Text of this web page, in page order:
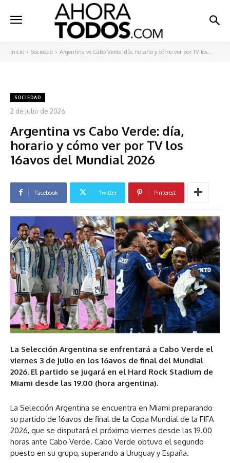
Inicio Sociedad Argentina vs Cabo Verde: día, horario y cómo ver por TV los...
SOCIEDAD
2 de julio de 2026
Argentina vs Cabo Verde: día,
horario y cómo ver por TV los
16avos del Mundial 2026
Facebook Twitter Pinterest
La Selección Argentina se enfrentará a Cabo Verde el
viernes 3 de julio en los 16avos de final del Mundial
2026. El partido se jugará en el Hard Rock Stadium de
Miami desde las 19.00 (hora argentina).
La Selección Argentina se encuentra en Miami preparando
su partido de 16avos de final de la Copa Mundial de la FIFA
2026, que se disputará el próximo viernes desde las 19.00
horas ante Cabo Verde. Cabo Verde obtuvo el segundo
puesto en su grupo, superando a Uruguay y España.